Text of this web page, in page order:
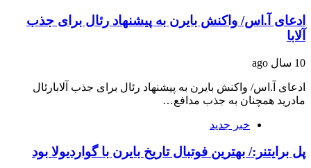
ادعای آ.اس/ واکنش بایرن به پیشنهاد رئال برای جذب
آلابا
10 سال ago
ادعای آ.اس/ واکنش بایرن به پیشنهاد رئال برای جذب آلابارئال
مادرید همچنان به جذب مدافع…
خبر جدید
پل برایتنر:/ بهترین فوتبال تاریخ بایرن با گواردیولا بود